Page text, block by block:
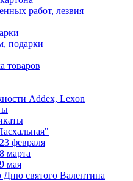
работ, лезвия
подарки
товаров
Addex, Lexon
февраля
марта
мая
Дню святого Валентина